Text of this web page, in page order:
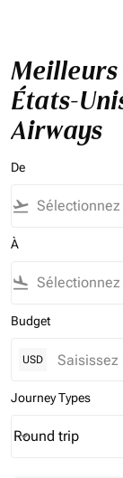
Meilleurs
États-
Airways
De
flight_takeoff
À
flight_land
Budget
USD
Journey Types
Journey Types
Round trip
keyboard_arrow_down